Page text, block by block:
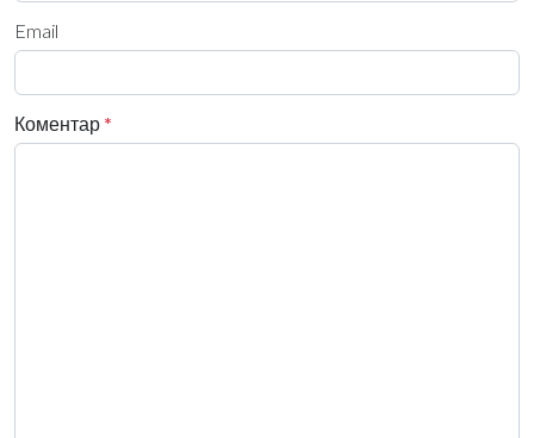
Email
Коментар *